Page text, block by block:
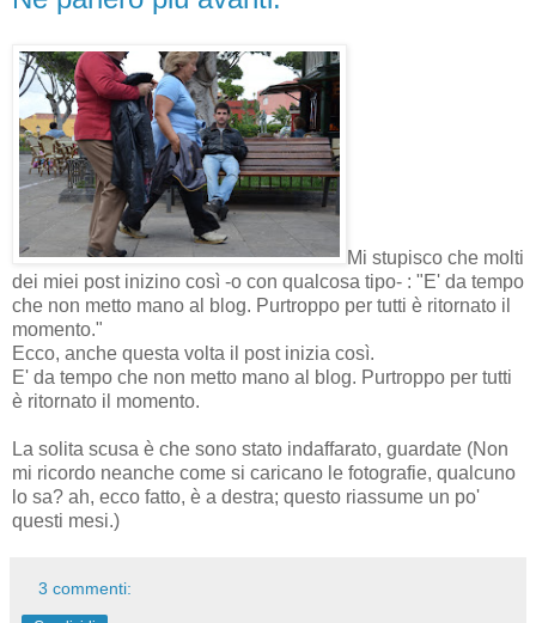
Mi stupisco che molti
dei miei post inizino così -o con qualcosa tipo- : "E' da tempo
che non metto mano al blog. Purtroppo per tutti è ritornato il
momento."
Ecco, anche questa volta il post inizia così.
E' da tempo che non metto mano al blog. Purtroppo per tutti
è ritornato il momento.
La solita scusa è che sono stato indaffarato, guardate (Non
mi ricordo neanche come si caricano le fotografie, qualcuno
lo sa? ah, ecco fatto, è a destra; questo riassume un po'
questi mesi.)
3 commenti: